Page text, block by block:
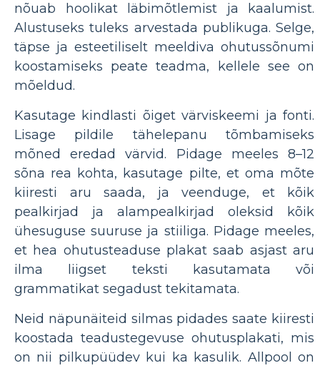
nõuab hoolikat läbimõtlemist ja kaalumist.
Alustuseks tuleks arvestada publikuga. Selge,
täpse ja esteetiliselt meeldiva ohutussõnumi
koostamiseks peate teadma, kellele see on
mõeldud.
Kasutage kindlasti õiget värviskeemi ja fonti.
Lisage pildile tähelepanu tõmbamiseks
mõned eredad värvid. Pidage meeles 8–12
sõna rea kohta, kasutage pilte, et oma mõte
kiiresti aru saada, ja veenduge, et kõik
pealkirjad ja alampealkirjad oleksid kõik
ühesuguse suuruse ja stiiliga. Pidage meeles,
et hea ohutusteaduse plakat saab asjast aru
ilma liigset teksti kasutamata või
grammatikat segadust tekitamata.
Neid näpunäiteid silmas pidades saate kiiresti
koostada teadustegevuse ohutusplakati, mis
on nii pilkupüüdev kui ka kasulik. Allpool on